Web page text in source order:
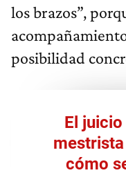
los brazos”,
posibilidad
El
cómo